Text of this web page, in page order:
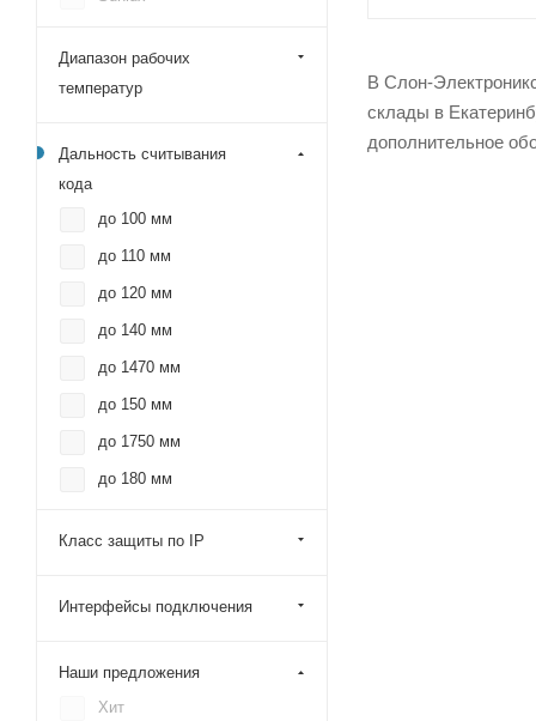
В Слон-
склады в
дополнительное
Datalogic
Zebra
ФорТ
Alster
CipherLab
Mertech (Mercury)
Cino
NEO
Space
Диапазон рабочих
температур
Дальность считывания
кода
до 100 мм
до 110 мм
до 120 мм
до 140 мм
до 1470 мм
до 150 мм
до 1750 мм
до 180 мм
до 195 мм
до 220 мм
Класс защиты по IP
Интерфейсы подключения
Наши предложения
Хит